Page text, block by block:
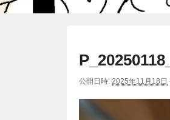
公開日時: 2025年11月18日